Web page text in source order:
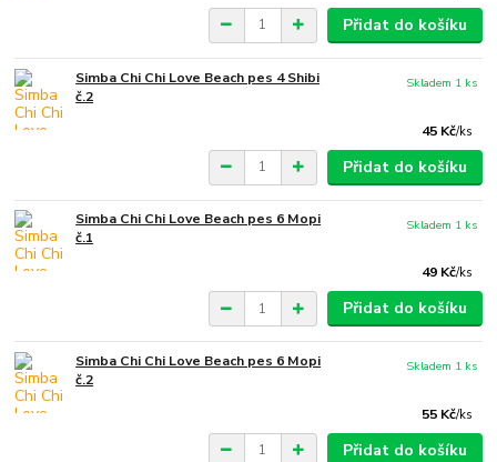
Přidat do košíku
Simba Chi Chi Love Beach pes 4 Shibi
č.2
45 Kč/ks
Skladem 1 ks
Přidat do košíku
Simba Chi Chi Love Beach pes 6 Mopi
č.1
49 Kč/ks
Skladem 1 ks
Přidat do košíku
Simba Chi Chi Love Beach pes 6 Mopi
č.2
55 Kč/ks
Skladem 1 ks
Přidat do košíku